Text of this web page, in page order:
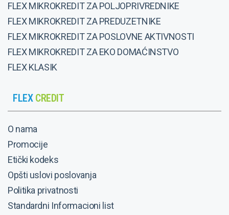
FLEX MIKROKREDIT ZA POLJOPRIVREDNIKE
FLEX MIKROKREDIT ZA PREDUZETNIKE
​​​​​​​FLEX MIKROKREDIT ZA POSLOVNE AKTIVNOSTI
FLEX MIKROKREDIT ZA EKO DOMAĆINSTVO
FLEX KLASIK
FLEXCREDIT
O nama
Promocije
Etički kodeks
Opšti uslovi poslovanja
Politika privatnosti
Standardni Informacioni list